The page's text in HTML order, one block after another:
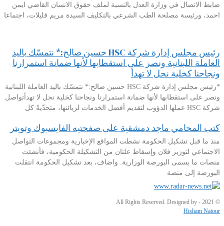
ضابط الاتصال في وزارة العدل بالنسبة لملف حقوق الانسان القاضي ايمن
احمد، ورئيسة مصلحة الطب الشرعي بالتكليف السيدة مريم قليلات، اجتماعا
رئيس مجلس إدارة شركة HSC حسين صالح:* نتمسّك باليد
العاملة اللبنانية ونصر على استقطابها لأنها ضمانة استمرارنا
ونجاحنا كخلية نحل لا تهدأ
*رئيس مجلس إدارة شركة HSC حسين صالح:* نتمسّك باليد العاملة اللبنانية
ونصر على استقطابها لأنها ضمانة استمرارنا ونجاحنا كخلية نحل لا تهدأتواصل
شركة HSC عملها الدؤوب لتقديم أفضل الخدمات لزبائنها، متحدّيةً كل
كتب المحامي ماجد دمشقية على صفحتيه الفايسبوك وتويتر
منذ ما قبل تشكيل الحكومة نشطت المواقع الإخبارية ومجموعات التواصل
الاجتماعي لتوزير فلان وإسقاط علتان من التشكيلة الحكومية، فأنشئت
منصات ما يسمى البورصة الوزارية. واضاف، بعد تشكيل الحكومة انتقلت
البورصة إلى منصة
© 2021 - All Rights Reserved. Designed by
Hisham Natour